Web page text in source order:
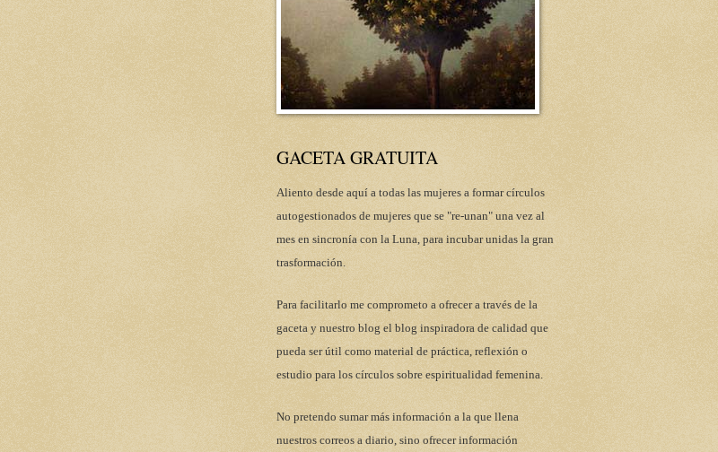
GACETA GRATUITA
Aliento desde aquí a todas las mujeres a formar círculos
autogestionados de mujeres que se "re-unan" una vez al
mes en sincronía con la Luna, para incubar unidas la gran
trasformación.
Para facilitarlo me comprometo a ofrecer a través de la
gaceta y nuestro blog el blog inspiradora de calidad que
pueda ser útil como material de práctica, reflexión o
estudio para los círculos sobre espiritualidad femenina.
No pretendo sumar más información a la que llena
nuestros correos a diario, sino ofrecer información